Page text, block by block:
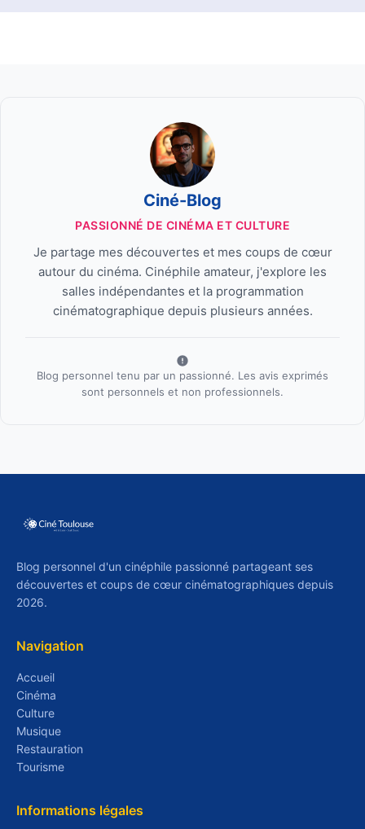
Ciné-Blog
PASSIONNÉ DE CINÉMA ET CULTURE
Je partage mes découvertes et mes coups de cœur
autour du cinéma. Cinéphile amateur, j'explore les
salles indépendantes et la programmation
cinématographique depuis plusieurs années.
Blog personnel tenu par un passionné. Les avis exprimés
sont personnels et non professionnels.
Blog personnel d'un cinéphile passionné partageant ses
découvertes et coups de cœur cinématographiques depuis
2026.
Navigation
Accueil
Cinéma
Culture
Musique
Restauration
Tourisme
Informations légales